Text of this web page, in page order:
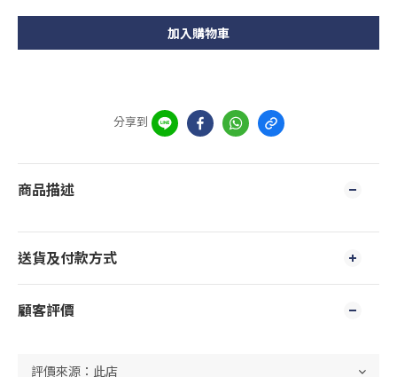
加入購物車
分享到
商品描述
送貨及付款方式
顧客評價